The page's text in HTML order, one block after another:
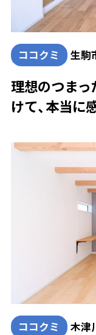
ココクミ 生駒
理想のつま
けて、本当に
ココクミ 木津